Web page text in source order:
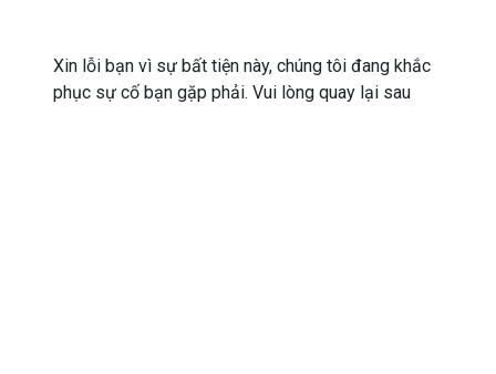
Xin lỗi bạn vì sự bất tiện này, chúng tôi đang khắc
phục sự cố bạn gặp phải. Vui lòng quay lại sau